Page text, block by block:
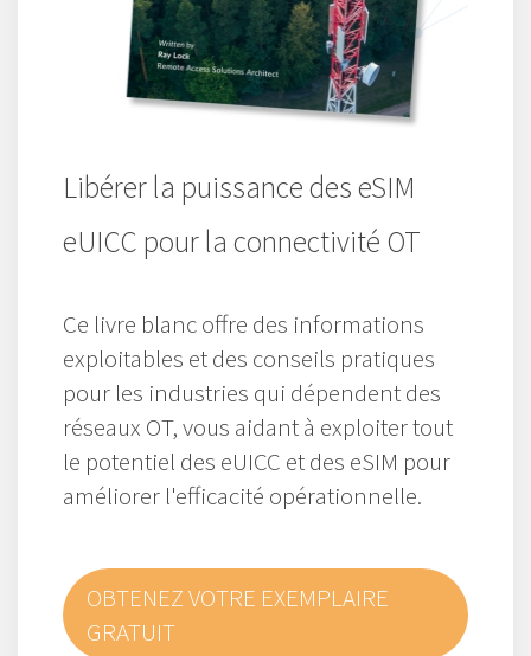
Libérer la puissance des eSIM
eUICC pour la connectivité OT
Ce livre blanc offre des informations
exploitables et des conseils pratiques
pour les industries qui dépendent des
réseaux OT, vous aidant à exploiter tout
le potentiel des eUICC et des eSIM pour
améliorer l'efficacité opérationnelle.
OBTENEZ VOTRE EXEMPLAIRE
GRATUIT